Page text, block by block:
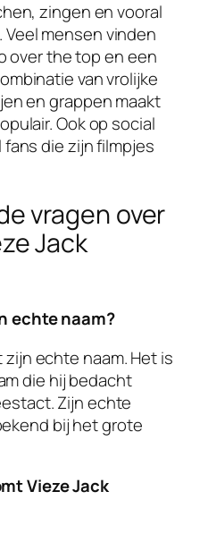
zingen en vooral
mensen vinden
over the top en een
van vrolijke
en grappen maakt
Ook op social
die zijn filmpjes
vragen over
Jack
echte naam?
zijn echte naam. Het is
die hij bedacht
Zijn echte
bij het grote
Vieze Jack